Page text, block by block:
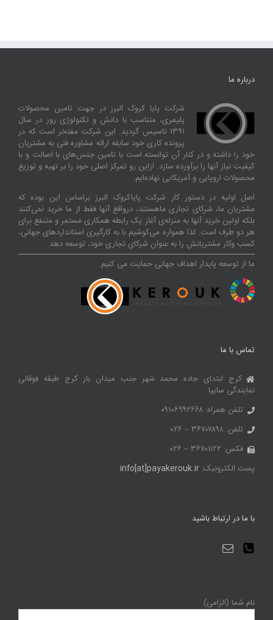
درباره ما
شرکت پایا کروک البرز در جهت تامین محصولات
پلیمری، متناسب با دانش و تکنولوژی روز در سال
۱۳۹۱ تاسیس گردید. این شرکت مفتخر است که در
پرونده کاری خود سابقه ارائه مشاوره فنی به مشتریان
خود را داشته و در کنار آن توانسته‌ است با تامین جنس‌های با اصالت و با
کیفیت نیاز آنها را برآورده سازد. ازاین‌ رو تمرکز اصلی خود را بر تهیه و توزیع
محصولات اروپایی و آمریکایی نهاده‌ایم.
اصل اولیه در دستور کار شرکت پایاکروک البرز براساس این بوده که
مشتریان ما، شرکای تجاری ماهستند، درواقع آنها فقط از ما خرید نمی‌کنند
بلکه اولین خرید آنها به منزله‌ی آغاز یک رابطه همکاری مستمر و متنفع برای
هر دو طرف است. لذا همواره می‌کوشیم با به کارگیری استانداردهای جهانی،
کسب‌ و‌کار مشتریانش را به عنوان شرکای تجاری خود، توسعه دهد.
ما از توسعه پایدار اهداف جهانی حمایت می کنیم.
تماس با ما
کرج ابتدای جاده محمد شهر جنب میدان بار کرج طبقه فوقانی
نمایندگی سایپا
تلفن همراه: ۰۹۱۰۶۹۹۲۶۶۸
تلفن: ۳۶۷۰۷۸۹۸ – ۰۲۶
فکس: ۳۶۷۰۱۱۲۲ – ۰۲۶
پست الکترونیک: info[at]payakerouk.ir
با ما در ارتباط باشید
نام شما (الزامی)